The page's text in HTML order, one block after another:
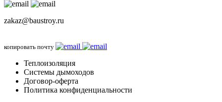
zakaz@baustroy.ru
копировать почту
Теплоизоляция
Системы дымоходов
Договор-оферта
Политика конфиденциальности